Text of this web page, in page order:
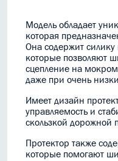
Модель обладает
которая
Она содержит
которые позволяют
сцепление на
даже при очень
Имеет дизайн
управляемость и
скользкой дорожной
Протектор также
которые помогают